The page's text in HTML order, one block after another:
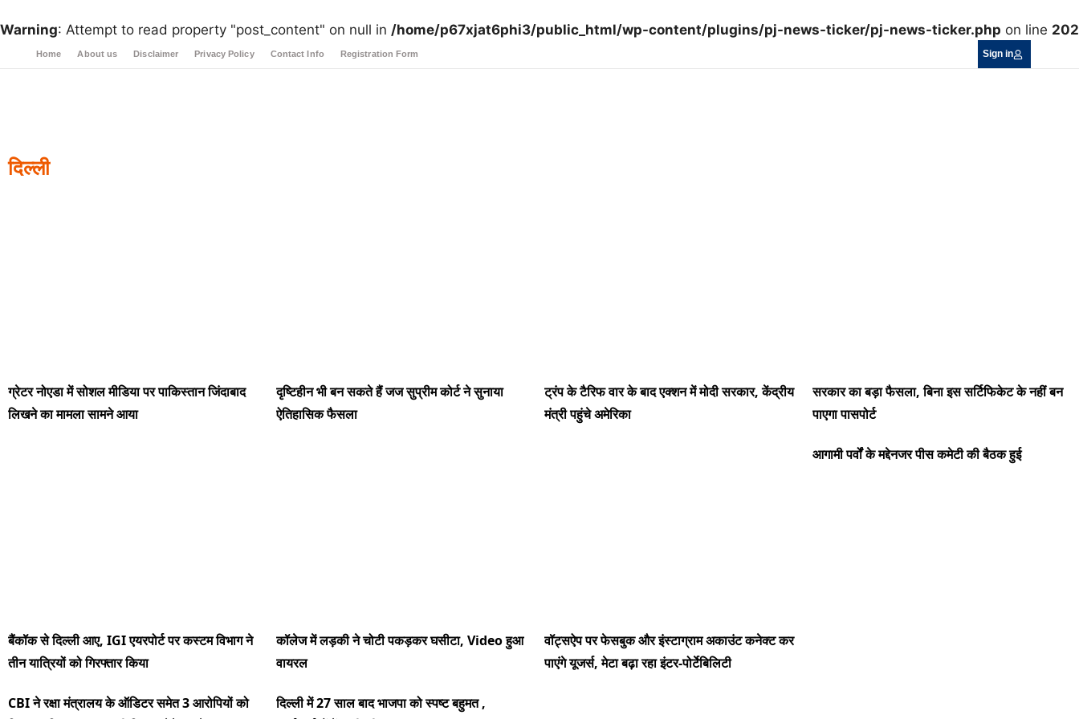
Warning: Attempt to read property "post_content" on null in /home/p67xjat6phi3/public_html/wp-content/plugins/pj-news-ticker/pj-news-ticker.php on line 202
Home About us Disclaimer Privacy Policy Contact Info Registration Form Sign in
दिल्ली
ग्रेटर नोएडा में सोशल मीडिया पर पाकिस्तान जिंदाबाद
लिखने का मामला सामने आया
दृष्टिहीन भी बन सकते हैं जज सुप्रीम कोर्ट ने सुनाया
ऐतिहासिक फैसला
ट्रंप के टैरिफ वार के बाद एक्शन में मोदी सरकार, केंद्रीय
मंत्री पहुंचे अमेरिका
सरकार का बड़ा फैसला, बिना इस सर्टिफिकेट के नहीं बन
पाएगा पासपोर्ट
बैंकॉक से दिल्ली आए, IGI एयरपोर्ट पर कस्टम विभाग ने
तीन यात्रियों को गिरफ्तार किया
कॉलेज में लड़की ने चोटी पकड़कर घसीटा, Video हुआ
वायरल
वॉट्सऐप पर फेसबुक और इंस्टाग्राम अकाउंट कनेक्ट कर
पाएंगे यूजर्स, मेटा बढ़ा रहा इंटर-पोर्टेबिलिटी
आगामी पर्वों के मद्देनजर पीस कमेटी की बैठक हुई
CBI ने रक्षा मंत्रालय के ऑडिटर समेत 3 आरोपियों को
दिल्ली में 27 साल बाद भाजपा को स्पष्ट बहुमत ,